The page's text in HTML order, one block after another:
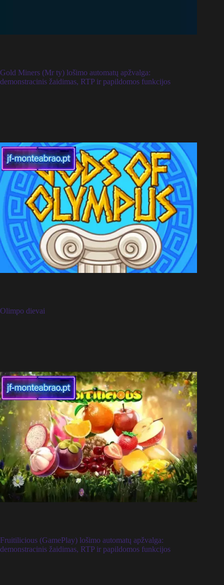
Gold Miners (Mr ty) lošimo automatų apžvalga:
demonstracinis žaidimas, RTP ir papildomos funkcijos
Olimpo dievai
Fruitilicious (GamePlay) lošimo automatų apžvalga:
demonstracinis žaidimas, RTP ir papildomos funkcijos